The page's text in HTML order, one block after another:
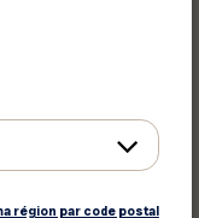
région par code postal